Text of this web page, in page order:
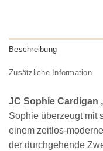
Beschreibung
Zusätzliche Information
JC Sophie Cardigan
Sophie überzeugt mit
einem zeitlos-
der durchgehende